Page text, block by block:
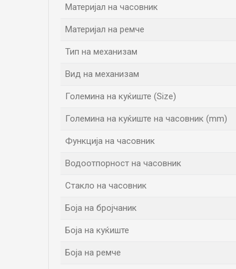
Материјал на часовник
Материјал на ремче
Тип на механизам
Вид на механизам
Големина на куќиште (Size)
Големина на куќиште на часовник (mm)
Функција на часовник
Водоотпорност на часовник
Стакло на часовник
Боја на бројчаник
Боја на куќиште
Боја на ремче